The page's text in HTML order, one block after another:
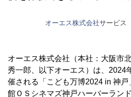
オーエス株式会社サービス
オーエス株式会社（本社：大阪市
秀一郎、以下オーエス）は、2024
催される「こども万博2024 in 神
館ＯＳシネマズ神戸ハーバーラン